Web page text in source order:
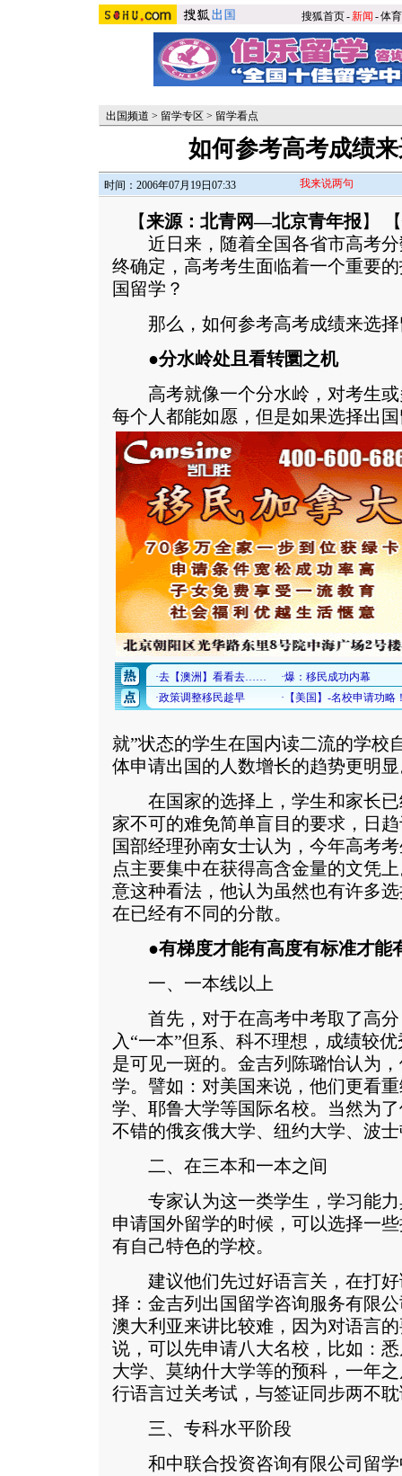
搜狐首页-新闻 -体育
出国频道 > 留学专区 > 留学看点
如何参考高考成绩
时间：2006年07月19日07:33 我来说两句
【来源：北青网—北京青年报 】 【
近日来，随着全国各省市高考分
终确定，高考考生面临着一个重要
国留学？
那么，如何参考高考成绩来选择
●分水岭处且看转圜之机
高考就像一个分水岭，对考生或
每个人都能如愿，但是如果选择出
就”状态的学生在国内读二流的学校
体申请出国的人数增长的趋势更明
在国家的选择上，学生和家长已
家不可的难免简单盲目的要求，日
国部经理孙南女士认为，今年高考
点主要集中在获得高含金量的文凭
意这种看法，他认为虽然也有许多
在已经有不同的分散。
●有梯度才能有高度有标准才能
一、一本线以上
首先，对于在高考中考取了高分
入“一本”但系、科不理想，成绩较
是可见一斑的。金吉列陈璐怡认为
学。譬如：对美国来说，他们更看
学、耶鲁大学等国际名校。当然为
不错的俄亥俄大学、纽约大学、波
二、在三本和一本之间
专家认为这一类学生，学习能力
申请国外留学的时候，可以选择一
有自己特色的学校。
建议他们先过好语言关，在打好
择：金吉列出国留学咨询服务有限
澳大利亚来讲比较难，因为对语言
说，可以先申请八大名校，比如：
大学、莫纳什大学等的预科，一年
行语言过关考试，与签证同步两不
三、专科水平阶段
和中联合投资咨询有限公司留学